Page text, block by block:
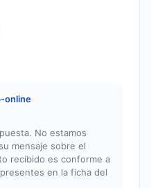
online
No estamos
mensaje sobre el
recibido es conforme a
en la ficha del